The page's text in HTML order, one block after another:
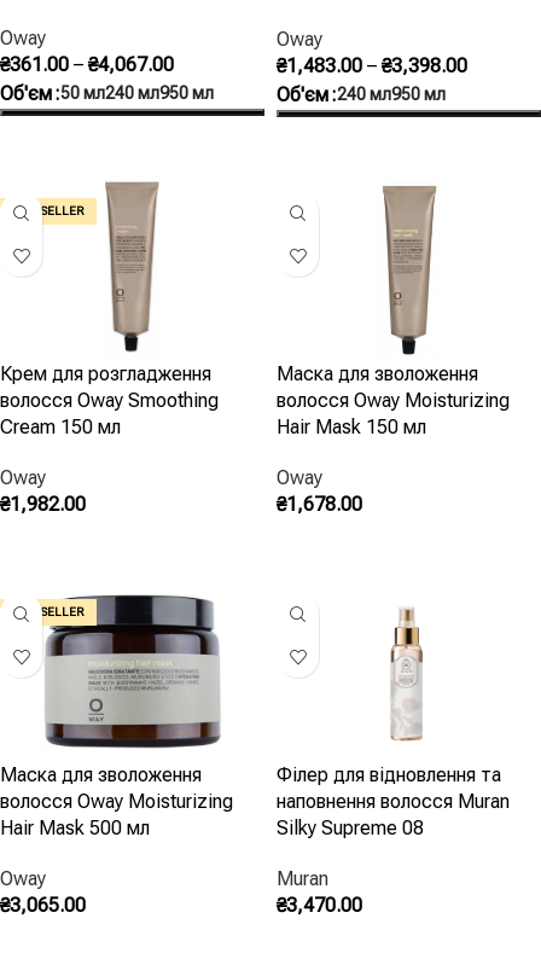
Oway
₴361.00 – ₴4,067.00
Об'єм 50 мл240 мл950 мл
Oway
₴1,483.00 – ₴3,398.00
Об'єм 240 мл950 мл
BEST SELLER
Крем для розгладження
волосся Oway Smoothing
Cream 150 мл
Oway
₴1,982.00
Маска для зволоження
волосся Oway Moisturizing
Hair Mask 150 мл
Oway
₴1,678.00
BEST SELLER
Маска для зволоження
волосся Oway Moisturizing
Hair Mask 500 мл
Oway
₴3,065.00
Філер для відновлення та
наповнення волосся Muran
Silky Supreme 08
Muran
₴3,470.00